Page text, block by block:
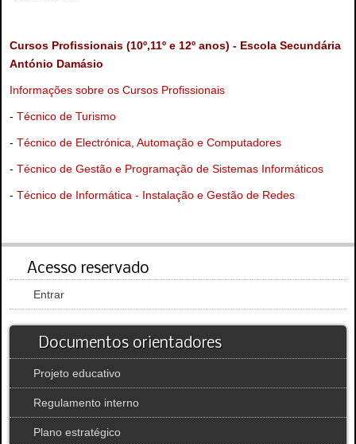
Cursos Profissionais (10º,11º e 12º anos) - Escola Secundária
António Damásio
Informações sobre os Cursos Profissionais
- Técnico de Turismo
- Técnico de Electrónica, Automação e Computadores
- Técnico de Gestão e Programação de Sistemas Informáticos
- Técnico de Informática - Instalação e Gestão de Redes
Acesso reservado
Entrar
Documentos orientadores
Projeto educativo
Regulamento interno
Plano estratégico